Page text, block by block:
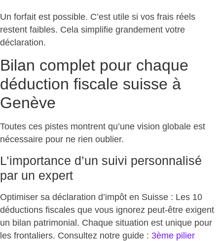
Un forfait est possible. C’est utile si vos frais réels
restent faibles. Cela simplifie grandement votre
déclaration.
Bilan complet pour chaque
déduction fiscale suisse à
Genève
Toutes ces pistes montrent qu’une vision globale est
nécessaire pour ne rien oublier.
L’importance d’un suivi personnalisé
par un expert
Optimiser sa déclaration d’impôt en Suisse : Les 10
déductions fiscales que vous ignorez peut-être exigent
un bilan patrimonial. Chaque situation est unique pour
les frontaliers. Consultez notre guide : 3ème pilier